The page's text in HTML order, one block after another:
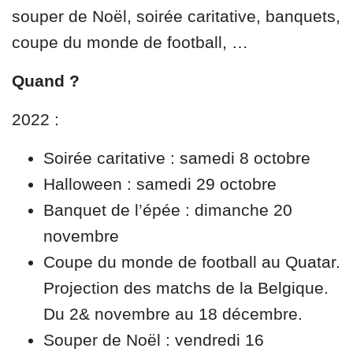
souper de Noël, soirée caritative, banquets,
coupe du monde de football, …
Quand ?
2022 :
Soirée caritative : samedi 8 octobre
Halloween : samedi 29 octobre
Banquet de l’épée : dimanche 20
novembre
Coupe du monde de football au Quatar.
Projection des matchs de la Belgique.
Du 2& novembre au 18 décembre.
Souper de Noël : vendredi 16